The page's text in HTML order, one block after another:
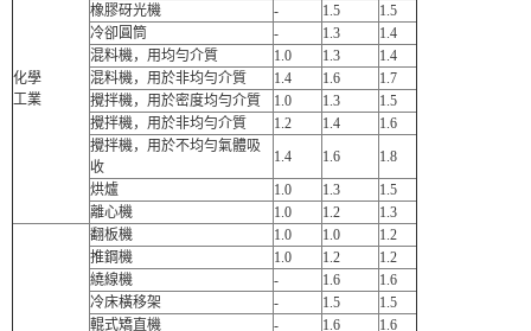
化學
工業
橡膠砑光機
- 1.5
1.5
冷卻圓筒
- 1.3
1.4
混料機，用均勻介質
1.0 1.3
1.4
混料機，用於非均勻介質
1.4 1.6
1.7
攪拌機，用於密度均勻介質
1.0 1.3
1.5
攪拌機，用於非均勻介質
1.2 1.4
1.6
攪拌機，用於不均勻氣體吸
收
1.4 1.6
1.8
烘爐
1.0 1.3
1.5
離心機
1.0 1.2 1.3
翻板機 1.0 1.0
1.2
推鋼機
1.0 1.2
1.2
繞線機
- 1.6
1.6
冷床橫移架
- 1.5
1.5
輥式矯直機
- 1.6
1.6